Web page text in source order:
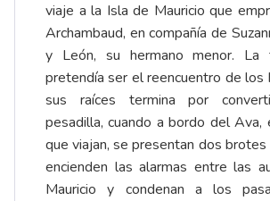
viaje a la Isla de Mauricio que
Archambaud, en compañía de
y León, su hermano menor. La
pretendía ser el reencuentro de los
sus raíces termina por
pesadilla, cuando a bordo del Ava,
que viajan, se presentan dos
encienden las alarmas entre las
Mauricio y condenan a los